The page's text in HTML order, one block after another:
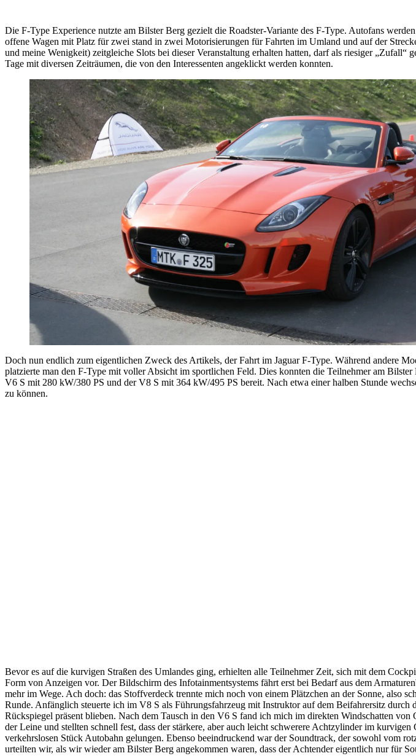
Die F-Type Experience nutzte am Bilster Berg gezielt die Roadster-Variante des F-Type. Autofans
offene Wagen mit Platz für zwei stand in zwei Motorisierungen für Fahrten im Umland und auf der
und meine Wenigkeit) zeitgleiche Slots bei dieser Veranstaltung erhalten hatten, darf als riesiger
Tage mit diversen Zeiträumen, die von den Interessenten angeklickt werden konnten.
Doch nun endlich zum eigentlichen Zweck des Artikels, der Fahrt im Jaguar F-Type. Während andere
platzierte man den F-Type mit voller Absicht im sportlichen Feld. Dies konnten die Teilnehmer am
V6 S mit 280 kW/380 PS und der V8 S mit 364 kW/495 PS bereit. Nach etwa einer halben Stunde
zu können.
Bevor es auf die kurvigen Straßen des Umlandes ging, erhielten alle Teilnehmer Zeit, sich mit dem
Form von Anzeigen vor. Der Bildschirm des Infotainmentsystems fährt erst bei Bedarf aus dem
mehr im Wege. Ach doch: das Stoffverdeck trennte mich noch von einem Plätzchen an der Sonne, also
Runde. Anfänglich steuerte ich im V8 S als Führungsfahrzeug mit Instruktor auf dem Beifahrersitz
Rückspiegel präsent blieben. Nach dem Tausch in den V6 S fand ich mich im direkten Windschatten
der Leine und stellten schnell fest, dass der stärkere, aber auch leicht schwerere Achtzylinder im
verkehrslosen Stück Autobahn gelungen. Ebenso beeindruckend war der Soundtrack, der sowohl vom
urteilten wir, als wir wieder am Bilster Berg angekommen waren, dass der Achtender eigentlich nur für